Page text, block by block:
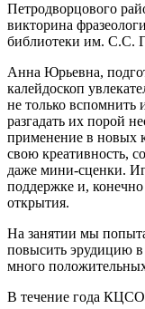
Петродворцового
викторина
библиотеки им. С.С.
Анна Юрьевна,
калейдоскоп
не только вспомнить
разгадать их порой
применение в новых
свою креативность,
даже мини-сценки.
поддержке и,
открытия.
На занятии мы
повысить эрудицию в
много
В течение года